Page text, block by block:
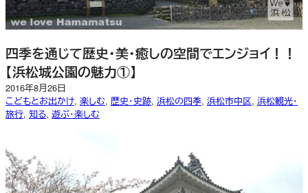
四季を通じて歴史・美・癒しの空間でエンジョイ！！
【浜松城公園の魅力①】
2016年8月26日
こどもとお出かけ, 楽しむ, 歴史・史跡, 浜松の四季, 浜松市中区, 浜松観光・
旅行, 知る, 遊ぶ・楽しむ